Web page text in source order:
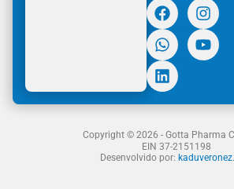
Copyright © 2026 - Gotta Pharma
EIN 37-2151198
Desenvolvido por: